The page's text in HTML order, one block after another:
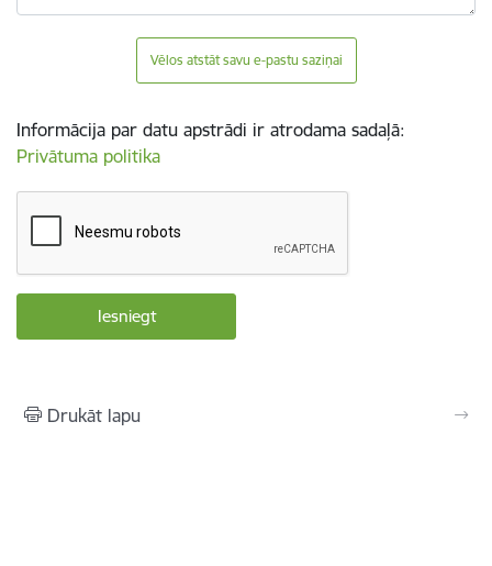
Vēlos atstāt savu e-pastu saziņai
Informācija par datu apstrādi ir atrodama sadaļā:
Privātuma politika
Drukāt lapu